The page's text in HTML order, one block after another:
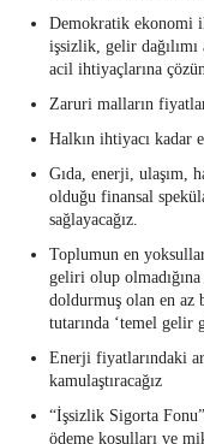
Demokratik ekonomi
işsizlik, gelir
acil ihtiyaçlarına
Zaruri malların
Halkın ihtiyacı kadar
Gıda, enerji, ulaşım,
olduğu finansal
sağlayacağız.
Toplumun en
geliri olup olmadığına
doldurmuş olan en az
tutarında ‘temel gelir
Enerji fiyatlarındaki
kamulaştıracağız
“İşsizlik Sigorta
ödeme koşulları ve